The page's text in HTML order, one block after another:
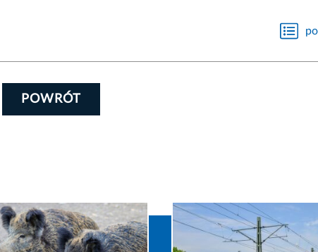
POWRÓT